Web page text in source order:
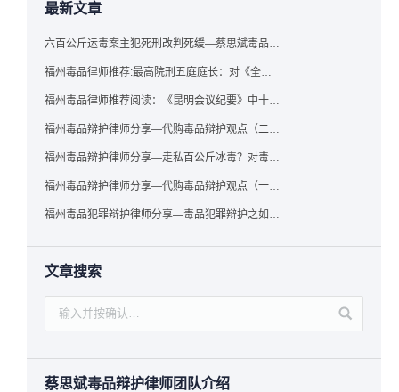
最新文章
六百公斤运毒案主犯死刑改判死缓—蔡思斌毒品犯罪辩护成功案例
福州毒品律师推荐:最高院刑五庭庭长：对《全国法院毒品案件审判工作会议纪要》的理解与适用
福州毒品律师推荐阅读：《昆明会议纪要》中十个“意想不到”的规定
福州毒品辩护律师分享—代购毒品辩护观点（二）——“牟利”之辩
福州毒品辩护律师分享—走私百公斤冰毒？对毒品缺失型走私毒品罪案件，该如何有效辩护
福州毒品辩护律师分享—代购毒品辩护观点（一）——“真假”之辩
福州毒品犯罪辩护律师分享—毒品犯罪辩护之如何提炼言辞证据
文章搜索
蔡思斌毒品辩护律师团队介绍